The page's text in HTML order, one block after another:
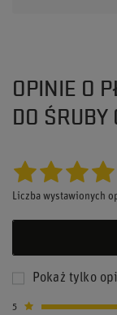
OPINIE O
DO
Liczba wystawionych
Pokaż tylko
5